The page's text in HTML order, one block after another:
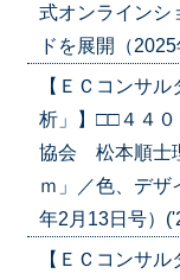
式オンライン
ドを展開（
【ＥＣコンサ
析」】□□４４
協会 松本順士
ｍ」／色、デザ
年2月13日号）
【ＥＣコンサ